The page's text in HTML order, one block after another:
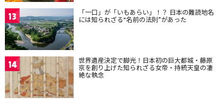
13 「一口」が「いもあらい」！？ 日本の難読地名
には知られざる“名前の法則”があった
14 世界遺産決定で脚光！日本初の巨大都城・藤原
京を創り上げた知られざる女帝・持統天皇の凄
絶な執念